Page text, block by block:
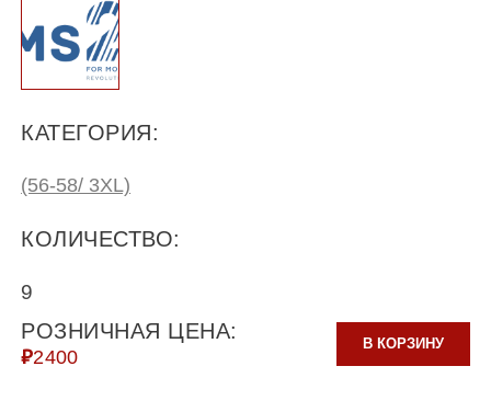
КАТЕГОРИЯ:
(56-58/ 3XL)
КОЛИЧЕСТВО:
9
РОЗНИЧНАЯ ЦЕНА:
₽2400
В КОРЗИНУ